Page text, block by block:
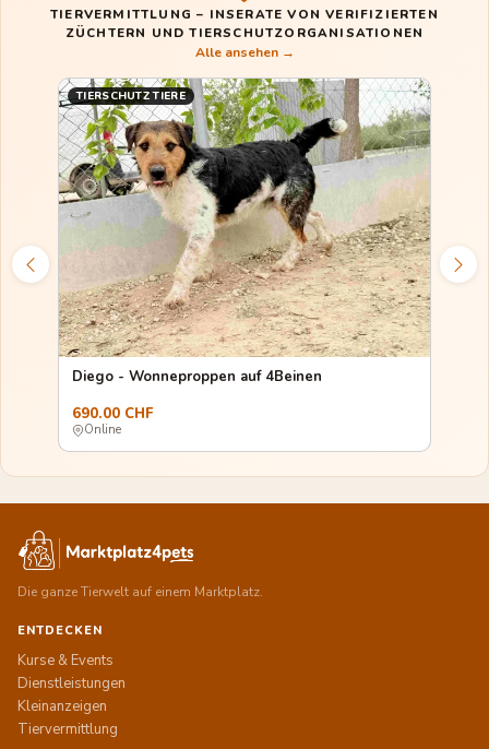
TIERVERMITTLUNG – INSERATE VON VERIFIZIERTEN
ZÜCHTERN UND TIERSCHUTZORGANISATIONEN
Alle ansehen →
TIERSCHUTZ TIERE
Diego - Wonneproppen auf 4Beinen
690.00 CHF
Online
Die ganze Tierwelt auf einem Marktplatz.
ENTDECKEN
Kurse & Events
Dienstleistungen
Kleinanzeigen
Tiervermittlung